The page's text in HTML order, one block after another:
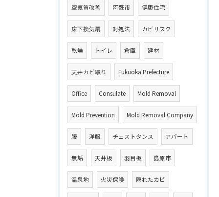
空気質改善 阿蘇市 健康住宅
床下換気扇 対処法 カビリスク
乾燥 トイレ 倉庫 建材
天井カビ取り Fukuoka Prefecture
Office Consulate Mold Removal
Mold Prevention Mold Removal Company
服 洋服 チェストタンス アパート
無垢 天井板 羽目板 島原市
温泉地 火災保険 隠れたカビ